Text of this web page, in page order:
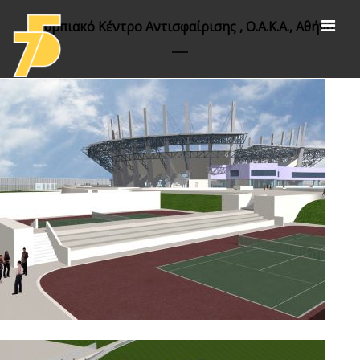
αθλητικές εγκαταστάσεις
πολιτισμός /αποκαταστάσεις /εκθεσιακοί
χώροι
εκπαίδευση
Ολυμπιακό Κέντρο Αντισφαίρισης , Ο.Α.Κ.Α., Αθήνα